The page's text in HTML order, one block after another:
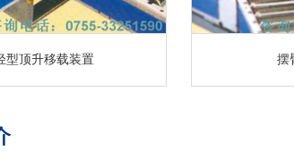
型顶升移载装置 摆